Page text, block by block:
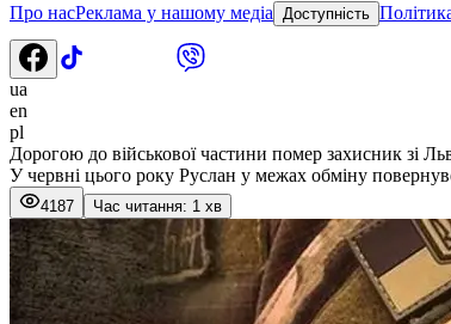
Про насРеклама у нашому медіа Доступність
ua
en
pl
Дорогою до військової частини помер захисник зі
У червні цього року Руслан у межах обміну
4187 Час читання: 1 хв